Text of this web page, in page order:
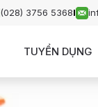
(028) 3756 5368I
TUYỂN DỤNG